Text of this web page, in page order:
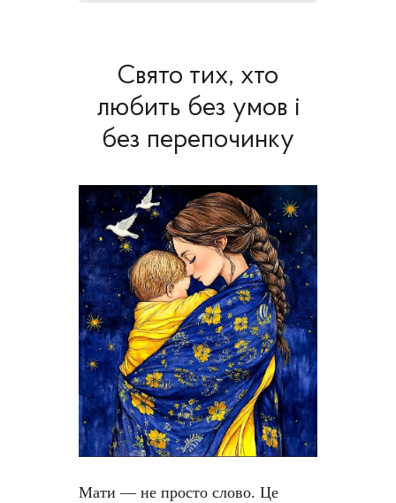
Свято тих, хто
любить без умов і
без перепочинку
Мати — не просто слово. Це